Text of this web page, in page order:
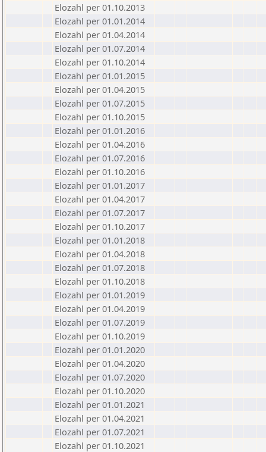
Elozahl per 01.10.2013
Elozahl per 01.01.2014
Elozahl per 01.04.2014
Elozahl per 01.07.2014
Elozahl per 01.10.2014
Elozahl per 01.01.2015
Elozahl per 01.04.2015
Elozahl per 01.07.2015
Elozahl per 01.10.2015
Elozahl per 01.01.2016
Elozahl per 01.04.2016
Elozahl per 01.07.2016
Elozahl per 01.10.2016
Elozahl per 01.01.2017
Elozahl per 01.04.2017
Elozahl per 01.07.2017
Elozahl per 01.10.2017
Elozahl per 01.01.2018
Elozahl per 01.04.2018
Elozahl per 01.07.2018
Elozahl per 01.10.2018
Elozahl per 01.01.2019
Elozahl per 01.04.2019
Elozahl per 01.07.2019
Elozahl per 01.10.2019
Elozahl per 01.01.2020
Elozahl per 01.04.2020
Elozahl per 01.07.2020
Elozahl per 01.10.2020
Elozahl per 01.01.2021
Elozahl per 01.04.2021
Elozahl per 01.07.2021
Elozahl per 01.10.2021